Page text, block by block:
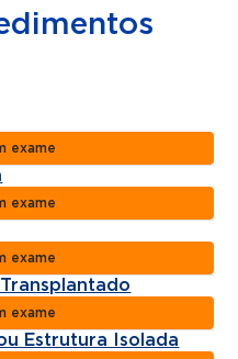
exame
exame
exame
exame
Estrutura Isolada